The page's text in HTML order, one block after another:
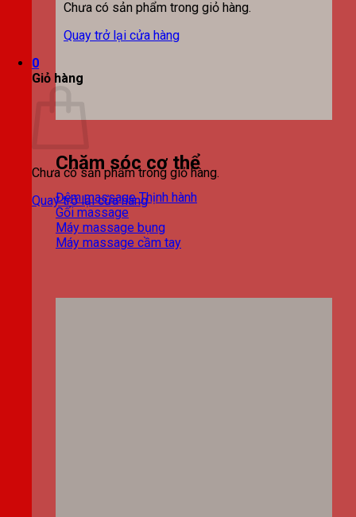
Chưa có sản phẩm trong giỏ hàng.
Quay trở lại cửa hàng
0
Giỏ hàng
Chưa có sản phẩm trong giỏ hàng.
Quay trở lại cửa hàng
Chăm sóc cơ thể
Đệm massage
Gối massage
Máy massage bụng
Máy massage cầm tay